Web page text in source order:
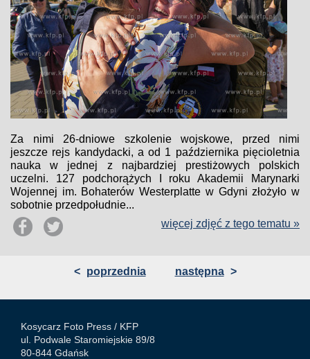
Za nimi 26-dniowe szkolenie wojskowe, przed nimi
jeszcze rejs kandydacki, a od 1 października pięcioletnia
nauka w jednej z najbardziej prestiżowych polskich
uczelni. 127 podchorążych I roku Akademii Marynarki
Wojennej im. Bohaterów Westerplatte w Gdyni złożyło w
sobotnie przedpołudnie...
więcej zdjęć z tego tematu »
< poprzednia następna >
Kosycarz Foto Press / KFP
ul. Podwale Staromiejskie 89/8
80-844 Gdańsk